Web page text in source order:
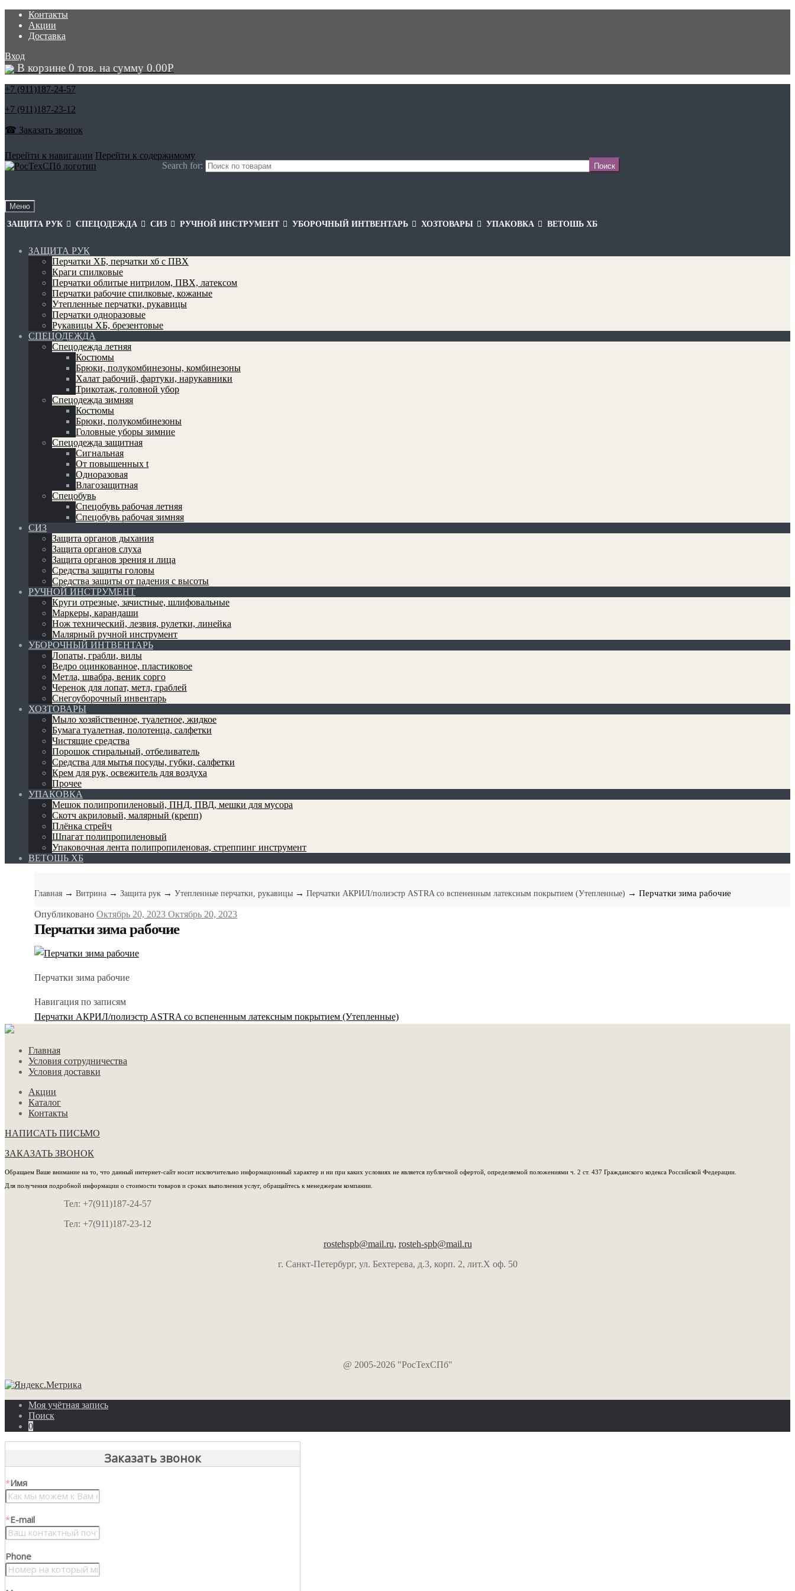
Контакты
Акции
Доставка
Вход
В корзине 0 тов. на сумму 0.00Р
+7 (911)187-24-57
+7 (911)187-23-12
☎ Заказать звонок
Search for:
Перейти к навигации Перейти к содержимому
Меню
ЗАЩИТА РУК
СПЕЦОДЕЖДА СИЗ РУЧНОЙ ИНСТРУМЕНТ УБОРОЧНЫЙ ИНТВЕНТАРЬ ХОЗТОВАРЫ УПАКОВКА ВЕТОШЬ ХБ
ЗАЩИТА РУК
Перчатки ХБ, перчатки хб с ПВХ
Краги спилковые
Перчатки облитые нитрилом, ПВХ, латексом
Перчатки рабочие спилковые, кожаные
Утепленные перчатки, рукавицы
Перчатки одноразовые
Рукавицы ХБ, брезентовые
СПЕЦОДЕЖДА
Спецодежда летняя
Костюмы
Брюки, полукомбинезоны, комбинезоны
Халат рабочий, фартуки, нарукавники
Трикотаж, головной убор
Спецодежда зимняя
Костюмы
Брюки, полукомбинезоны
Головные уборы зимние
Спецодежда защитная
Сигнальная
От повышенных t
Одноразовая
Влагозащитная
Спецобувь
Спецобувь рабочая летняя
Спецобувь рабочая зимняя
СИЗ
Защита органов дыхания
Защита органов слуха
Защита органов зрения и лица
Средства защиты головы
Средства защиты от падения с высоты
РУЧНОЙ ИНСТРУМЕНТ
Круги отрезные, зачистные, шлифовальные
Маркеры, карандаши
Нож технический, лезвия, рулетки, линейка
Малярный ручной инструмент
УБОРОЧНЫЙ ИНТВЕНТАРЬ
Лопаты, грабли, вилы
Ведро оцинкованное, пластиковое
Метла, швабра, веник сорго
Черенок для лопат, метл, граблей
Снегоуборочный инвентарь
ХОЗТОВАРЫ
Мыло хозяйственное, туалетное, жидкое
Бумага туалетная, полотенца, салфетки
Чистящие средства
Порошок стиральный, отбеливатель
Средства для мытья посуды, губки, салфетки
Крем для рук, освежитель для воздуха
Прочее
УПАКОВКА
Мешок полипропиленовый, ПНД, ПВД, мешки для мусора
Скотч акриловый, малярный (крепп)
Плёнка стрейч
Шпагат полипропиленовый
Упаковочная лента полипропиленовая, стреппинг инструмент
ВЕТОШЬ ХБ
Главная → Витрина → Защита рук → Утепленные перчатки, рукавицы → Перчатки АКРИЛ/полиэстр ASTRA со вспененным латексным покрытием (Утепленные) → Перчатки зима рабочие
Опубликовано Октябрь 20, 2023 Октябрь 20, 2023
Перчатки зима рабочие
Перчатки зима рабочие
Навигация по записям
Перчатки АКРИЛ/полиэстр ASTRA со вспененным латексным покрытием (Утепленные)
Главная
Условия сотрудничества
Условия доставки
Акции
Каталог
Контакты
НАПИСАТЬ ПИСЬМО
ЗАКАЗАТЬ ЗВОНОК
Обращаем Ваше внимание на то, что данный интернет-сайт носит исключительно информационный характер и ни при каких условиях не является публичной офертой, определяемой положениями ч. 2 ст. 437 Гражданского кодекса Российской Федерации.
Для получения подробной информации о стоимости товаров и сроках выполнения услуг, обращайтесь к менеджерам компании.
Тел: +7(911)187-24-57
Тел: +7(911)187-23-12
rostehspb@mail.ru, rosteh-spb@mail.ru
г. Санкт-Петербург, ул. Бехтерева, д.3, корп. 2, лит.Х оф. 50
@ 2005-2026 "РосТехСПб"
Моя учётная запись
Поиск
0
Заказать звонок
*Имя
*E-mail
Phone